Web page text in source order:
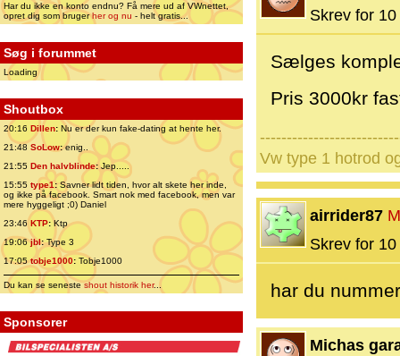
Har du ikke en konto endnu? Få mere ud af VWnettet,
opret dig som brugerher og nu - helt gratis...
Søg i forummet
Loading
Shoutbox
20:16 Dillen: Nu er der kun fake-dating at hente her.
21:48 SoLow:enig..
21:55 Den halvblinde:Jep.....
15:55 type1:Savner lidt tiden, hvor alt skete her inde,
og ikke på facebook. Smart nok med facebook, men var
mere hyggeligt ;0) Daniel
23:46 KTP:Ktp
19:06jbl:Type 3
17:05tobje1000: Tobje1000
Du kan se senesteshout historik her...
Sponsorer
Skrev for
Sælges
Pris 3000kr
Vw type 1 hotrod
airrider87
Skrev for
har du
Michas